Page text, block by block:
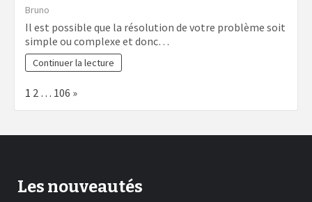
Bruno
Il est possible que la résolution de votre problème soit
simple ou complexe et donc…
Continuer la lecture
Page:
1 2 … 106 Next
»
Les nouveautés